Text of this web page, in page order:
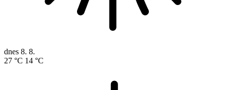
dnes 8. 8.
27 °C 14 °C